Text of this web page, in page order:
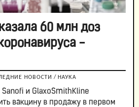
60 млн доз
-
НОВОСТИ / НАУКА
и GlaxoSmithKline
вакцину в продажу в первом